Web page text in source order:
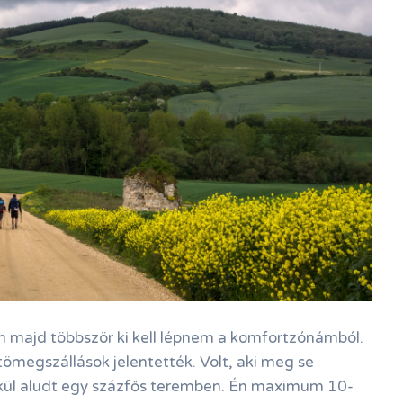
majd többször ki kell lépnem a komfortzónámból.
jelentették. Volt, aki meg se
aludt egy százfős teremben. Én maximum 10-